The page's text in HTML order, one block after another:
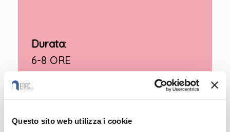
Questo sito web utilizza i cookie
Durata:
6-8 ORE
Scuola Primaria, Secondaria 1°,